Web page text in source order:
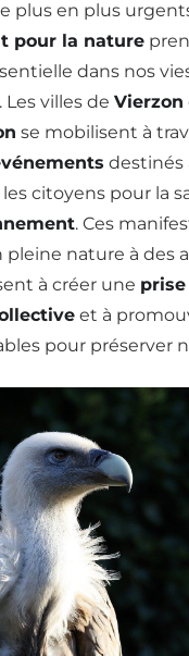
plus en plus
pour la nature
dans nos
villes de Vierzon
se mobilisent à
destinés
citoyens pour la
. Ces
pleine nature à des
à créer une
et à
pour préserver